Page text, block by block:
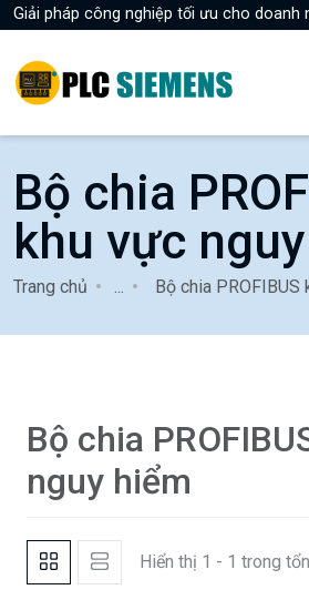
Giải pháp công nghiệp tối ưu cho doanh
Bộ chia
khu vực
Trang chủ Bộ chia PROFIBUS
Bộ chia
nguy hiểm
Hiển thị 1 - 1 trong